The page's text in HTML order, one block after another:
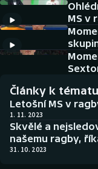
DALŠÍ SPORTY
Americký fotbal
Baseball a softbal
Basketbal
Biatlon
NEPŘEHLÉDNĚTE
Historické návraty
Aplikace ČT sport
MS v
Články k tématu
Letošní MS v
1. 11. 2023
Skvělé a
našemu ragby,
31. 10. 2023